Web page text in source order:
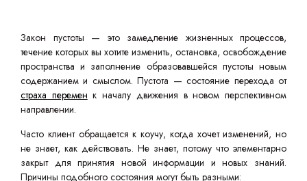
Закон пустоты — это замедление жизненных процессов,
течение которых вы хотите изменить, остановка, освобождение
пространства и заполнение образовавшейся пустоты новым
содержанием и смыслом. Пустота — состояние перехода от
страха перемен к началу движения в новом перспективном
направлении.
Часто клиент обращается к коучу, когда хочет изменений, но
не знает, как действовать. Не знает, потому что элементарно
закрыт для принятия новой информации и новых знаний.
Причины подобного состояния могут быть разными: